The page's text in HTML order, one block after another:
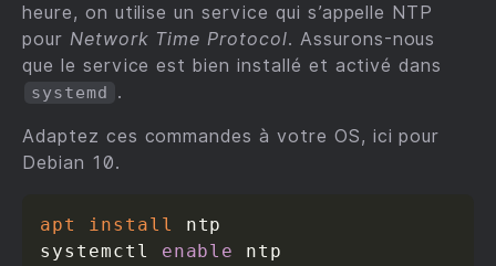
heure, on utilise un service qui s’appelle NTP
pour Network Time Protocol. Assurons-nous
que le service est bien installé et activé dans
systemd .
Adaptez ces commandes à votre OS, ici pour
Debian 10.
apt install
ntp
systemctl enable
ntp